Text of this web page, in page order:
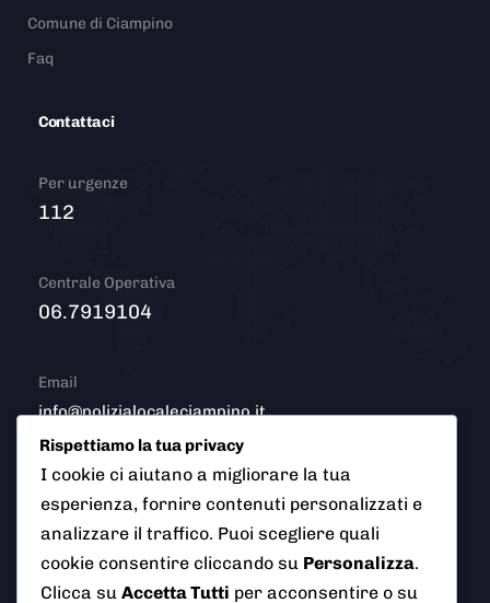
Comune di Ciampino
Faq
Contattaci
Per urgenze
112
Centrale Operativa
06.7919104
Email
info@polizialocaleciampino.it
© 2026 Polizia Locale del Comune di Ciampino (Roma). Tutti
i diritti riservati
Rispettiamo la tua privacy
I cookie ci aiutano a migliorare la tua
esperienza, fornire contenuti personalizzati e
analizzare il traffico. Puoi scegliere quali
cookie consentire cliccando su Personalizza.
Clicca su Accetta Tutti per acconsentire o su